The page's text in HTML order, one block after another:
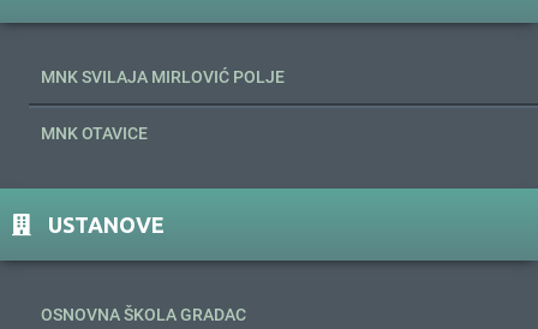
MNK SVILAJA MIRLOVIĆ POLJE
MNK OTAVICE
USTANOVE
OSNOVNA ŠKOLA GRADAC